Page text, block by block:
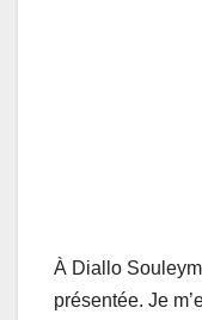
À Diallо
présentée. Je